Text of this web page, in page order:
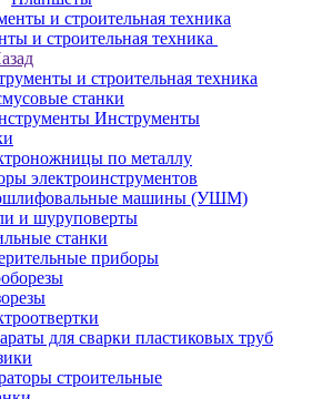
и строительная техника
и строительная техника
станки
Инструменты
по металлу
электроинструментов
машины (УШМ)
и шуруповерты
станки
приборы
для сварки пластиковых труб
строительные